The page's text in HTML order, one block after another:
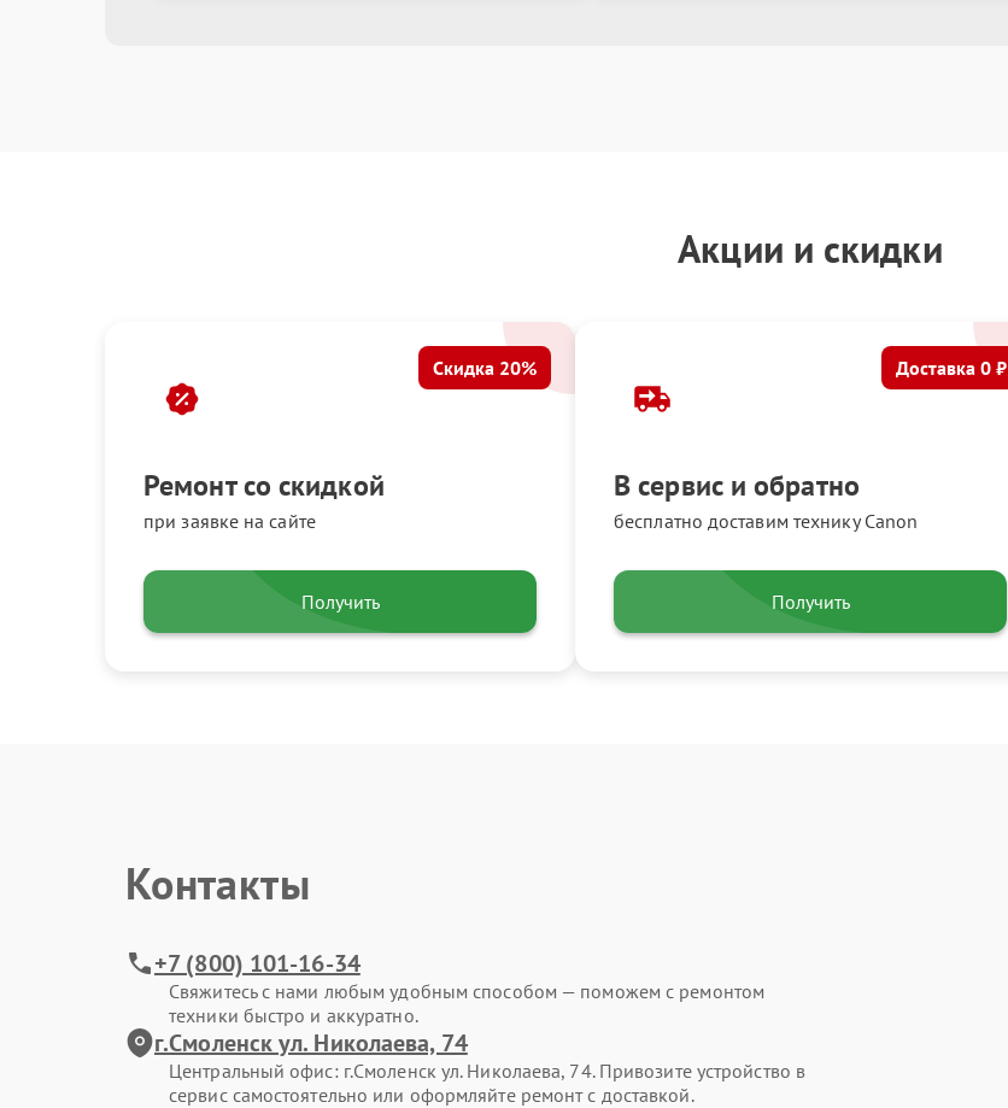
Акции и скидки
Ремонт со скидкой
при заявке на сайте
Скидка 20%
Получить
В сервис и обратно
бесплатно доставим технику Canon
Доставка 0 ₽
Получить
Контакты
+7 (800) 101-16-34
Свяжитесь с нами любым удобным способом — поможем с ремонтом
техники быстро и аккуратно.
г.Смоленск ул. Николаева, 74
Центральный офис: г.Смоленск ул. Николаева, 74. Привозите устройство в
сервис самостоятельно или оформляйте ремонт с доставкой.